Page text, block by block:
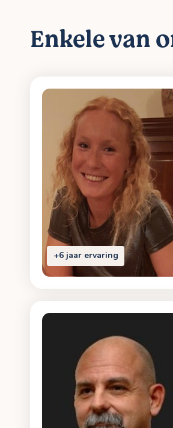
Enkele van
+6 jaar ervaring